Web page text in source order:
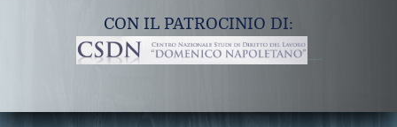
CON IL PATROCINIO DI: